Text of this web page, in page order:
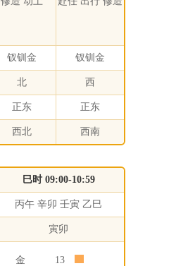
钗钏金 钗钏金
北 西
正东 正东
西北 西南
巳时 09:00-10:59
丙午 辛卯 壬寅 乙巳
寅卯
金
13